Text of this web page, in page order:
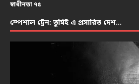
স্বাধীনতা ৭৫
স্পেশাল ট্রেন: তুমিই এ প্রসারিত দেশ…